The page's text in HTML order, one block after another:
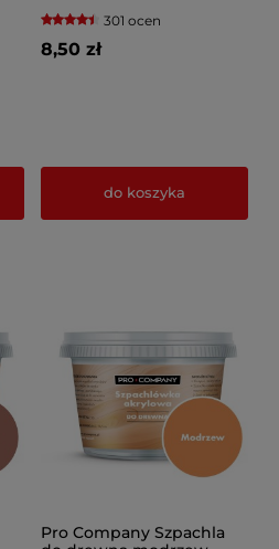
301 ocen
8,50 zł
do koszyka
Pro Company Szpachla